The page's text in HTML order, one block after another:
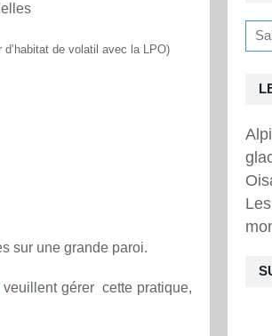
de volatil avec la LPO)
sur une grande paroi.
veuillent gérer cette pratique,